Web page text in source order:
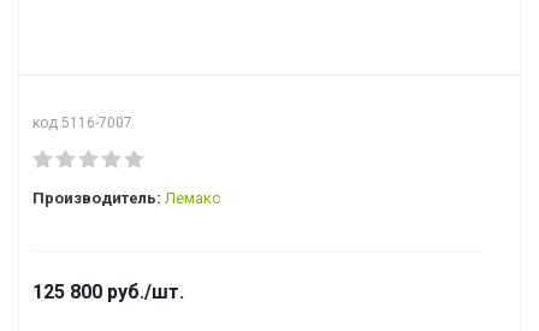
код 5116-7007
Производитель: Лемакс
125 800 руб./шт.